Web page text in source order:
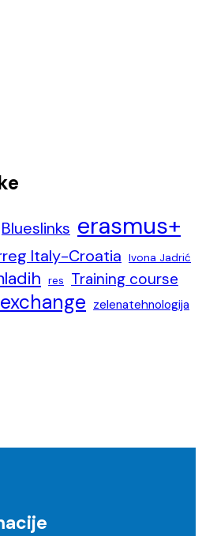
Blueslinks erasmus+
Italy-Croatia Ivona Jadrić
res Training course
zelenatehnologija